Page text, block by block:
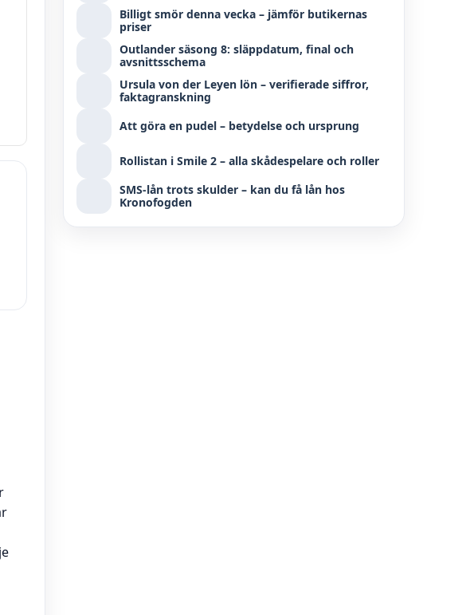
Billigt smör denna vecka – jämför butikernas
priser
Outlander säsong 8: släppdatum, final och
avsnittsschema
Ursula von der Leyen lön – verifierade siffror,
faktagranskning
Att göra en pudel – betydelse och ursprung
Rollistan i Smile 2 – alla skådespelare och roller
SMS-lån trots skulder – kan du få lån hos
Kronofogden